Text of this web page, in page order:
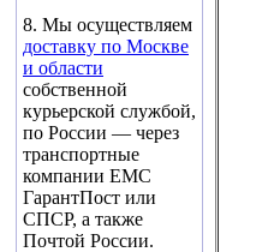
8. Мы осуществляем
доставку по Москве
и области
собственной
курьерской службой,
по России — через
транспортные
компании ЕМС
ГарантПост или
СПСР, а также
Почтой России.